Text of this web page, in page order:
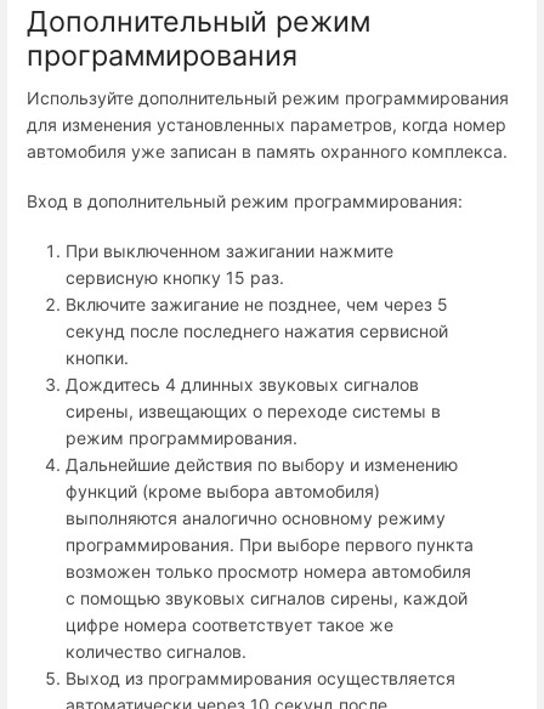
Дополнительный режим
программирования
Используйте дополнительный режим программирования
для изменения установленных параметров, когда номер
автомобиля уже записан в память охранного комплекса.
Вход в дополнительный режим программирования:
При выключенном зажигании нажмите
сервисную кнопку 15 раз.
Включите зажигание не позднее, чем через 5
секунд после последнего нажатия сервисной
кнопки.
Дождитесь 4 длинных звуковых сигналов
сирены, извещающих о переходе системы в
режим программирования.
Дальнейшие действия по выбору и изменению
функций (кроме выбора автомобиля)
выполняются аналогично основному режиму
программирования. При выборе первого пункта
возможен только просмотр номера автомобиля
с помощью звуковых сигналов сирены, каждой
цифре номера соответствует такое же
количество сигналов.
Выход из программирования осуществляется